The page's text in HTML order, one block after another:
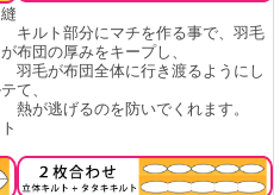
キルト部分にマチを作る事で、羽毛
布団の厚みをキープし、
羽毛が布団全体に行き渡るようにし
て、
熱が逃げるのを防いでくれます。